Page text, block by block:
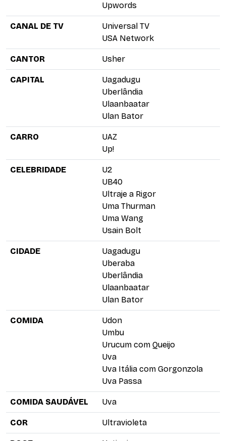
Upwords
CANAL DE TV
Universal TV
USA Network
CANTOR Usher
CAPITAL
Uagadugu
Uberlândia
Ulaanbaatar
Ulan Bator
CARRO
UAZ
Up!
CELEBRIDADE
U2
UB40
Ultraje a Rigor
Uma Thurman
Uma Wang
Usain Bolt
CIDADE
Uagadugu
Uberaba
Uberlândia
Ulaanbaatar
Ulan Bator
COMIDA
Udon
Umbu
Urucum com Queijo
Uva
Uva Itália com Gorgonzola
Uva Passa
COMIDA SAUDÁVEL Uva
COR Ultravioleta